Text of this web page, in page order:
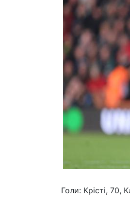
Голи: Крісті, 70,